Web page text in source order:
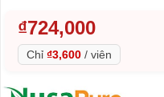
₫724,000
Chỉ ₫3,600 / viên